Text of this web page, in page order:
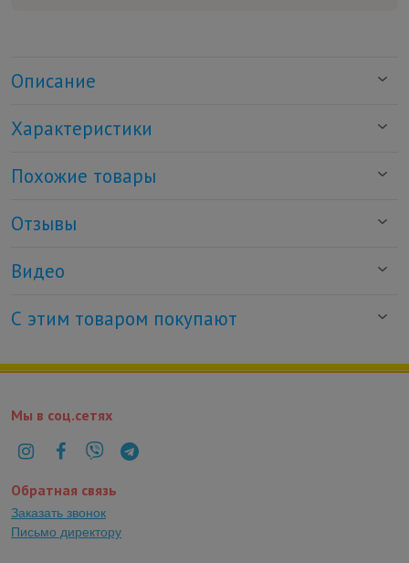
Описание
Характеристики
Похожие товары
Отзывы
Видео
С этим товаром покупают
Мы в соц.сетях
Обратная связь
Заказать звонок
Письмо директору